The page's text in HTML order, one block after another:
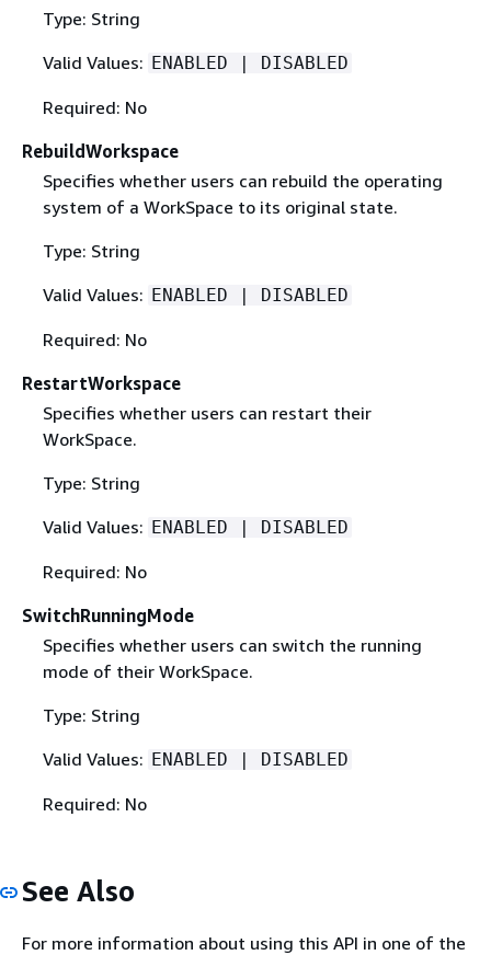
Type: String
Valid Values: ENABLED | DISABLED
Required: No
RebuildWorkspace
Specifies whether users can rebuild the operating
system of a WorkSpace to its original state.
Type: String
Valid Values: ENABLED | DISABLED
Required: No
RestartWorkspace
Specifies whether users can restart their
WorkSpace.
Type: String
Valid Values: ENABLED | DISABLED
Required: No
SwitchRunningMode
Specifies whether users can switch the running
mode of their WorkSpace.
Type: String
Valid Values: ENABLED | DISABLED
Required: No
See Also
For more information about using this API in one of the